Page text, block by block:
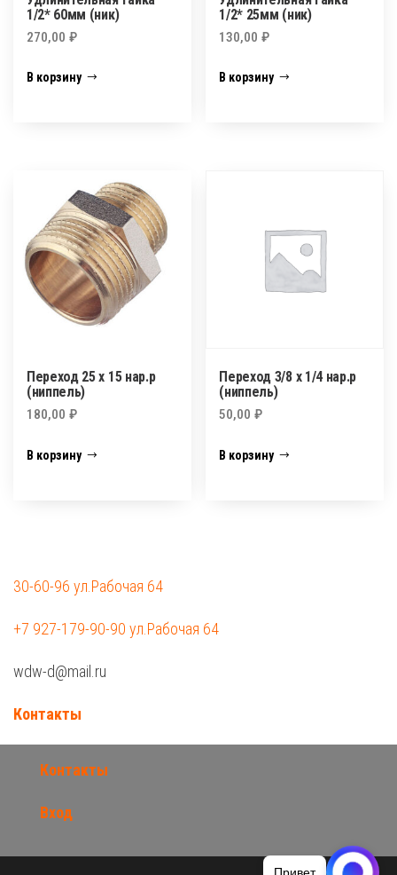
1/2* 60мм (ник)
270,00 ₽
В корзину
1/2* 25мм (ник)
130,00₽
В корзину
Переход 25 х 15 нар.р
(ниппель)
180,00 ₽
В корзину
Переход 3/8 х 1/4 нар.р
(ниппель)
50,00₽
В корзину
30-60-96 ул.Рабочая 64
+7 927-179-90-90 ул.Рабочая 64
wdw-d@mail.ru
Контакты
Контакты
Вход